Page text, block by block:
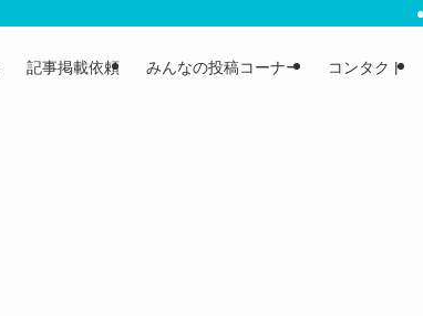
記事掲載依頼 みんなの投稿コーナー コンタクト